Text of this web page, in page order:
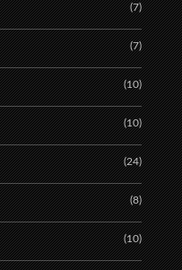
(7)
(7)
(10)
(10)
(24)
(8)
(10)